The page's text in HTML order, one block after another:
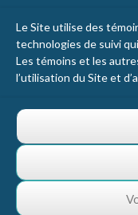
Le Site utilise des
technologies de suivi
Les témoins et les
l’utilisation du Site et
Saint-Mathieu-de-
J3G 0R2
1 800 467-5067